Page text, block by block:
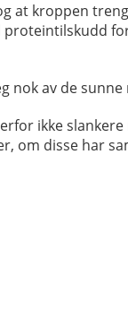
at kroppen
nok av de
ikke slankere
om disse har